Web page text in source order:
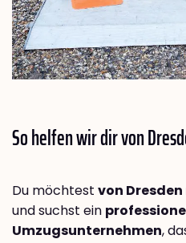
So helfen wir dir von
Du möchtest von
und suchst ein
Umzugsunternehmen,